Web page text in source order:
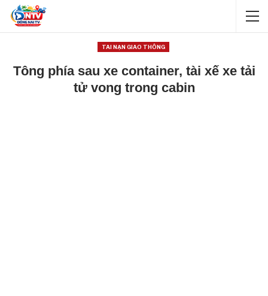
TAI NẠN GIAO THÔNG
Tông phía sau xe container, tài xế xe tải
tử vong trong cabin